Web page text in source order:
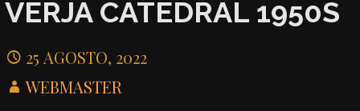
VERJA CATEDRAL 1950S
25 AGOSTO, 2022
WEBMASTER